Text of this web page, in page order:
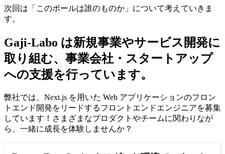
次回は「このボールは誰のものか」について考えていきま
す。
Gaji-Labo は新規事業やサービス開発に
取り組む、事業会社・スタートアップ
への支援を行っています。
弊社では、 Next.js を用いた Web アプリケーションのフロン
トエンド開発をリードするフロントエンドエンジニアを募集
しています！さまざまなプロダクトやチームに関わりなが
ら、一緒に成長を体験しませんか？